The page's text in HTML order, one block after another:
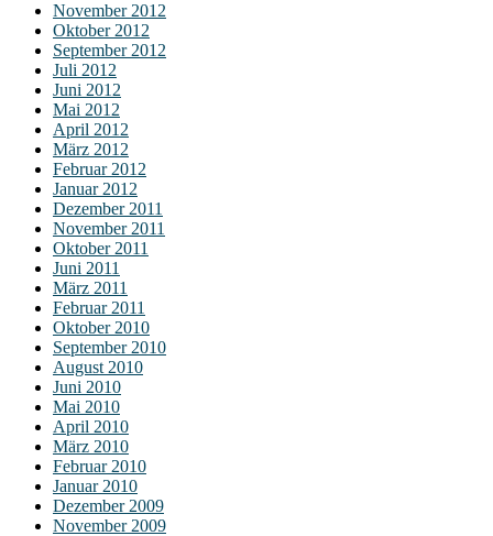
November 2012
Oktober 2012
September 2012
Juli 2012
Juni 2012
Mai 2012
April 2012
März 2012
Februar 2012
Januar 2012
Dezember 2011
November 2011
Oktober 2011
Juni 2011
März 2011
Februar 2011
Oktober 2010
September 2010
August 2010
Juni 2010
Mai 2010
April 2010
März 2010
Februar 2010
Januar 2010
Dezember 2009
November 2009